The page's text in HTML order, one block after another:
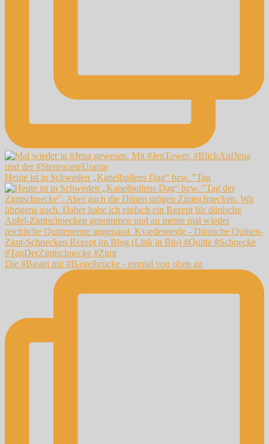
Heute ist in Schweden „Kanelbullens Dag“ bzw. "Tag
Die #Bastei mit #Basteibrücke - einmal von oben zu